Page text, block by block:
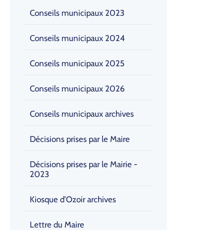
Conseils municipaux 2023
Conseils municipaux 2024
Conseils municipaux 2025
Conseils municipaux 2026
Conseils municipaux archives
Décisions prises par le Maire
Décisions prises par le Mairie -
2023
Kiosque d'Ozoir archives
Lettre du Maire